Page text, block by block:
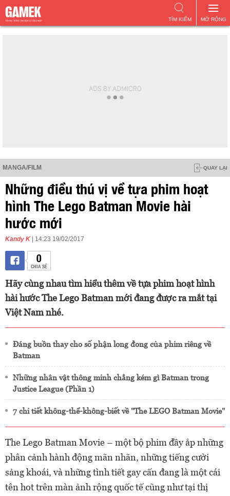
MỞ RỘNG
TÌM KIẾM
MANGA/FILM QUAY LẠI
Những điều thú vị về tựa phim hoạt
hình The Lego Batman Movie hài
hước mới
Kandy K | 14:23 19/02/2017
0
CHIA SẺ
Hãy cùng nhau tìm hiểu thêm về tựa phim hoạt hình
hài hước The Lego Batman mới đang được ra mắt tại
Việt Nam nhé.
Đáng buồn thay cho số phận long đong của phim riêng về
Batman
Những nhân vật thông minh chẳng kém gì Batman trong
Justice League (Phần 1)
7 chi tiết không-thể-không-biết về "The LEGO Batman Movie"
The Lego Batman Movie – một bộ phim đầy ắp những
phân cảnh hành động mãn nhãn, những tiếng cười
sảng khoái, và những tình tiết gay cấn đang là một cái
tên hot trên màn ảnh rộng quốc tế cũng như tại thị